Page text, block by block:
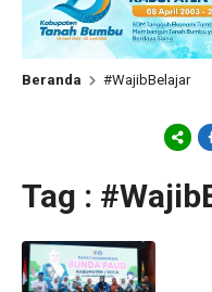
Beranda #WajibBelajar
Tag :